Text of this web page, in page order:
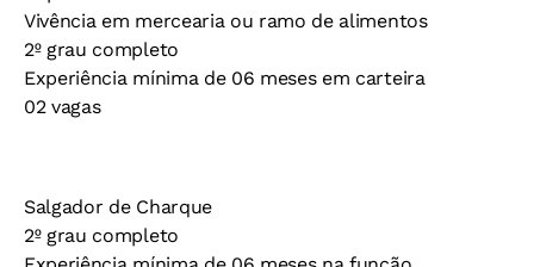
Vivência em mercearia ou ramo de alimentos
2º grau completo
Experiência mínima de 06 meses em carteira
02 vagas
Salgador de Charque
2º grau completo